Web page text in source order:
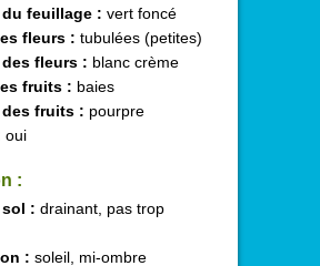
feuillage : vert foncé
fleurs : tubulées (petites)
fleurs : blanc crème
fruits : baies
fruits : pourpre
oui
:
sol : drainant, pas trop
: soleil, mi-ombre